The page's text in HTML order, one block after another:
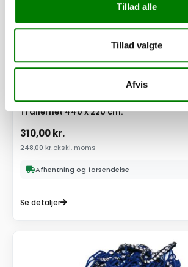
Tillad alle
Tillad valgte
Afvis
Trailernet 440 x 220 cm.
310,00kr.
248,00 kr.ekskl. moms
Afhentning og forsendelse
Se detaljer